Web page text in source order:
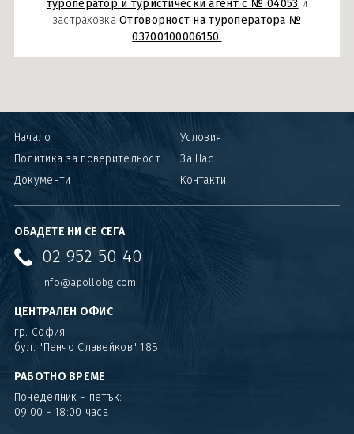
туроператор и туристически агент с № 04053 и
застраховкаОтговорност на туроператора №
03700100006150.
Начало
Условия
Политика за поверителност
За Нас
Документи
Контакти
ОБАДЕТЕ НИ СЕ СЕГА
02 952 50 40
info@apollobg.com
ЦЕНТРАЛЕН ОФИС
гр. София
бул. "Пенчо Славейков" 18Б
РАБОТНО ВРЕМЕ
Понеделник - петък:
09:00 - 18:00 часа